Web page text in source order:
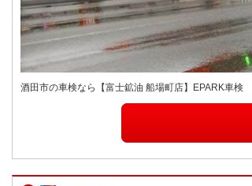
酒田市の車検なら【富士鉱油 船場町店】EPARK車検